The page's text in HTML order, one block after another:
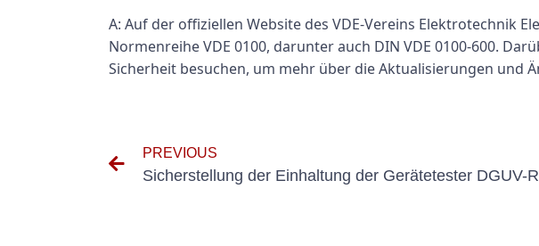
A: Auf der offiziellen Website des VDE-Vereins
Normenreihe VDE 0100, darunter auch DIN VDE 0100-600.
Sicherheit besuchen, um mehr über die Aktualisierungen und
PREVIOUS